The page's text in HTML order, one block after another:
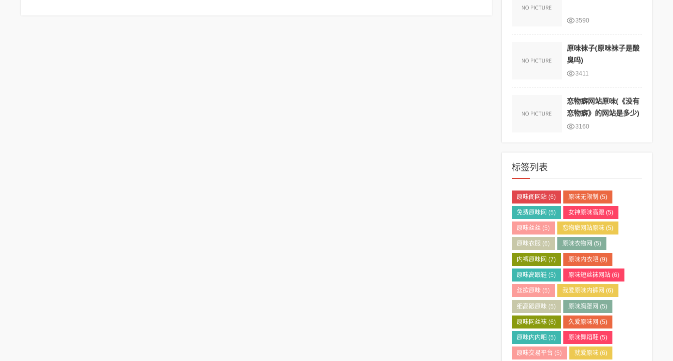
3590
原味袜子(原味袜子是酸
臭吗)
3411
恋物癖网站原味(《没有
恋物癖》的网站是多少)
3160
标签列表
原味阁网站 (6) 原味无限制 (5)
免费原味网 (5) 女神原味高跟 (5)
原味丝丝 (5) 恋物癖网站原味 (5)
原味衣服 (6) 原味衣物网 (5)
内裤原味网 (7) 原味内衣吧 (9)
原味高跟鞋 (5) 原味短丝袜网站 (6)
丝欲原味 (5) 我爱原味内裤网 (6)
细高跟原味 (5) 原味胸罩网 (5)
原味网丝袜 (6) 久爱原味网 (5)
原味内内吧 (5) 原味舞蹈鞋 (5)
原味交易平台 (5) 就爱原味 (6)